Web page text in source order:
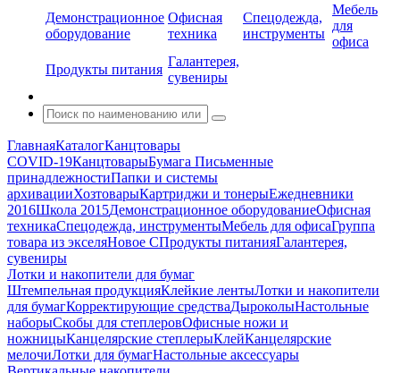
Демонстрационное
оборудование
Офисная
техника
Спецодежда,
инструменты
Мебель
для
офиса
Продукты питания
Галантерея,
сувениры
ГлавнаяКаталогКанцтовары
COVID-19КанцтоварыБумага Письменные
принадлежностиПапки и системы
архивацииХозтоварыКартриджи и тонерыЕжедневники
2016Школа 2015Демонстрационное оборудованиеОфисная
техникаСпецодежда, инструментыМебель для офисаГруппа
товара из экселяНовое СПродукты питанияГалантерея,
сувениры
Лотки и накопители для бумаг
Штемпельная продукцияКлейкие лентыЛотки и накопители
для бумагКорректирующие средстваДыроколыНастольные
наборыСкобы для степлеровОфисные ножи и
ножницыКанцелярские степлерыКлейКанцелярские
мелочиЛотки для бумагНастольные аксессуары